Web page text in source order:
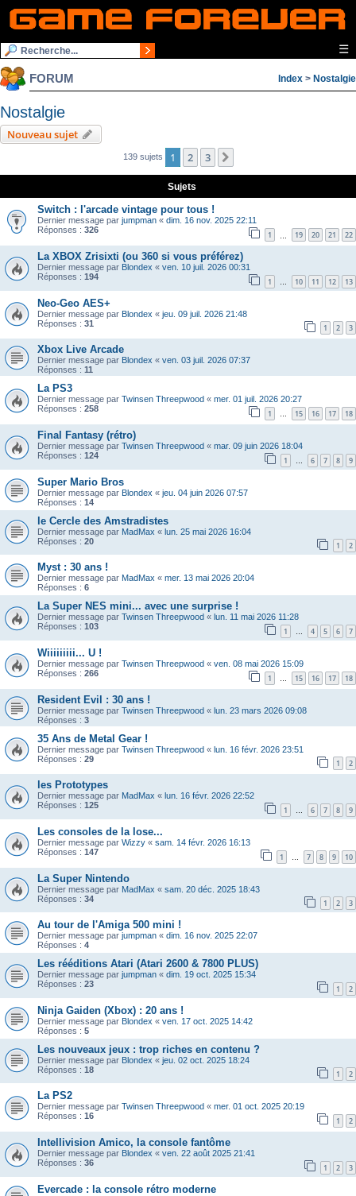
☰
FORUM Index > Nostalgie
Nostalgie
Nouveau sujet
139 sujets 1 2 3
Sujets
Switch : l'arcade vintage pour tous !
Dernier message par jumpman « dim. 16 nov. 2025 22:11
Réponses : 326 1 19 20 21 22
La XBOX Zrisixti (ou 360 si vous préférez)
Dernier message par Blondex « ven. 10 juil. 2026 00:31
Réponses : 194 1 … 10 11 12 13
Neo-Geo AES+
Dernier message par Blondex « jeu. 09 juil. 2026 21:48
Réponses : 31 1 2 3
Xbox Live Arcade
Dernier message par Blondex « ven. 03 juil. 2026 07:37
Réponses : 11
La PS3
Dernier message par Twinsen Threepwood « mer. 01 juil. 2026 20:27
Réponses : 258 1 … 15 16 17 18
Final Fantasy (rétro)
Dernier message par Twinsen Threepwood « mar. 09 juin 2026 18:04
Réponses : 124 1 … 6 7 8 9
Super Mario Bros
Dernier message par Blondex « jeu. 04 juin 2026 07:57
Réponses : 14
le Cercle des Amstradistes
Dernier message par MadMax « lun. 25 mai 2026 16:04
Réponses : 20 1 2
Myst : 30 ans !
Dernier message par MadMax « mer. 13 mai 2026 20:04
Réponses : 6
La Super NES mini... avec une surprise !
Dernier message par Twinsen Threepwood « lun. 11 mai 2026 11:28
Réponses : 103 1 … 4 5 6 7
Wiiiiiiiii... U !
Dernier message par Twinsen Threepwood « ven. 08 mai 2026 15:09
Réponses : 266 1 … 15 16 17 18
Resident Evil : 30 ans !
Dernier message par Twinsen Threepwood « lun. 23 mars 2026 09:08
Réponses : 3
35 Ans de Metal Gear !
Dernier message par Twinsen Threepwood « lun. 16 févr. 2026 23:51
Réponses : 29 1 2
les Prototypes
Dernier message par MadMax « lun. 16 févr. 2026 22:52
Réponses : 125 1 … 6 7 8 9
Les consoles de la lose...
Dernier message par Wizzy « sam. 14 févr. 2026 16:13
Réponses : 147 1 7 8 9 10
La Super Nintendo
Dernier message par MadMax « sam. 20 déc. 2025 18:43
Réponses : 34 1 2 3
Au tour de l'Amiga 500 mini !
Dernier message par jumpman « dim. 16 nov. 2025 22:07
Réponses : 4
Les rééditions Atari (Atari 2600 & 7800 PLUS)
Dernier message par jumpman « dim. 19 oct. 2025 15:34
Réponses : 23 1 2
Ninja Gaiden (Xbox) : 20 ans !
Dernier message par Blondex « ven. 17 oct. 2025 14:42
Réponses : 5
Les nouveaux jeux : trop riches en contenu ?
Dernier message par Blondex « jeu. 02 oct. 2025 18:24
Réponses : 18 1 2
La PS2
Dernier message par Twinsen Threepwood « mer. 01 oct. 2025 20:19
Réponses : 16 1 2
Intellivision Amico, la console fantôme
Dernier message par Blondex « ven. 22 août 2025 21:41
Réponses : 36 1 2 3
Evercade : la console rétro moderne